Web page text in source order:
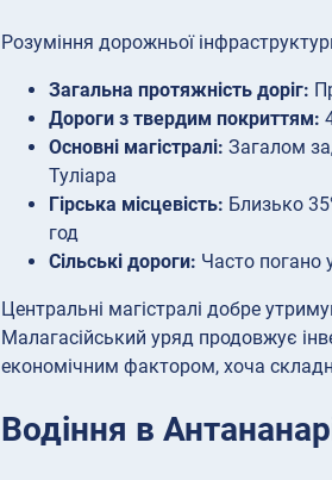
Розуміння дорожньої
Загальна протяжність доріг:
Дороги з твердим покриттям:
Основні магістралі: Загалом
Туліара
Гірська місцевість: Близько
год
Сільські дороги: Часто погано
Центральні магістралі добре
Малагасійський уряд продовжує
економічним фактором, хоча
Водіння в